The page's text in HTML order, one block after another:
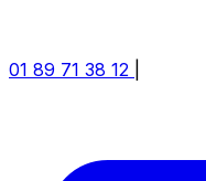
01 89 71 38 12